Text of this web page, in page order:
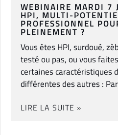
WEBINAIRE MARDI 7
HPI, MULTI-
PROFESSIONNEL
PLEINEMENT ?
Vous êtes HPI, surdoué,
testé ou pas, ou vous
certaines caractéristiques
différentes des autres :
LIRE LA SUITE »